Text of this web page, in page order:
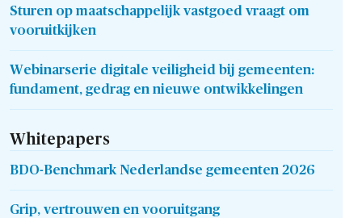
Sturen op maatschappelijk vastgoed vraagt om
vooruitkijken
Webinarserie digitale veiligheid bij gemeenten:
fundament, gedrag en nieuwe ontwikkelingen
Whitepapers
BDO-Benchmark Nederlandse gemeenten 2026
Grip, vertrouwen en vooruitgang